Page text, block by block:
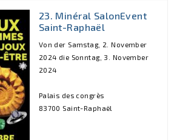
23. Minéral SalonEvent
Saint-Raphaël
Von der Samstag, 2. November
2024 die Sonntag, 3. November
2024
Palais des congrès
83700 Saint-Raphaël